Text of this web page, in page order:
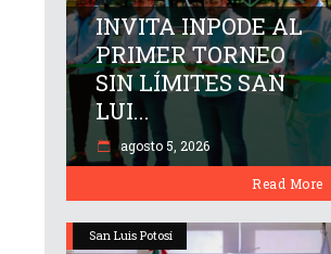
INVITA INPODE AL
PRIMER TORNEO
SIN LÍMITES SAN
LUI...
agosto 5, 2026
Read More
San Luis Potosí